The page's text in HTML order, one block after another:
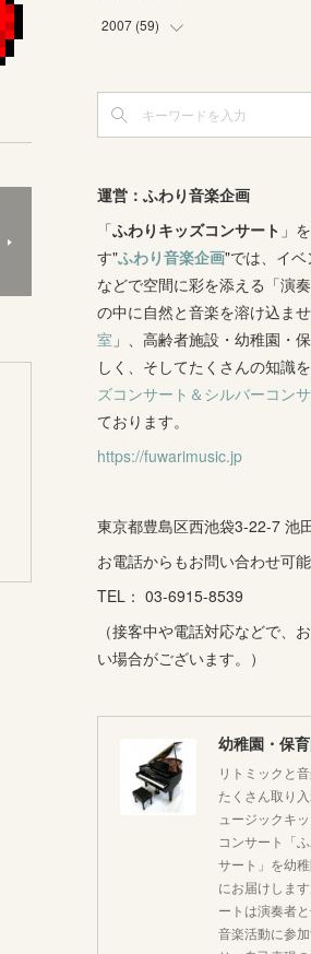
(2
(1
(3
(6)
( 1)
(3
(2)
(1
(8)
(
( 9)
(1 )
(6)
(5)
(9
(4)
(
(8)
(8 )
(3)
(7)
( )
(10
(16
)
(12)
(
(5)
(8)
(6)
(4)
(5)
(2 )
(3)
2007 (59)
(3)
(
(4)
(5)
(7)
(9)
(14)
(3 )
運営：ふわり音楽企画
「ふわりキッズコンサート 」
す"ふわり音楽企画"では、イベ
などで空間に彩を添える「演
の中に自然と音楽を溶け込ま
室 」、高齢者施設・幼稚園・
しく、そしてたくさんの知識
ズコンサート＆シルバーコン
ております。
https://fuwarimusic.jp
東京都豊島区西池袋3-22-7 池
お電話からもお問い合わせ可能
TEL： 03-6915-8539
（接客中や電話対応などで、
い場合がございます。）
リトミックと
たくさん取り
ュージックキ
コンサート「
サート」を幼
にお届けしま
ートは演奏者
音楽活動に参